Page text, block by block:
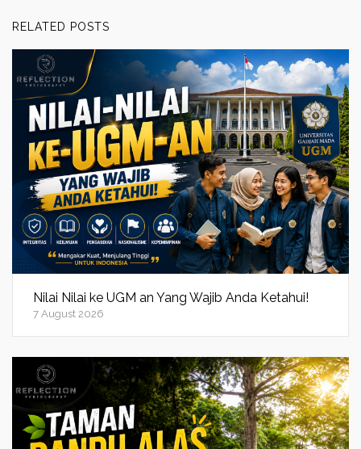
RELATED POSTS
Nilai Nilai ke UGM an Yang Wajib Anda Ketahui!
7 August 2026